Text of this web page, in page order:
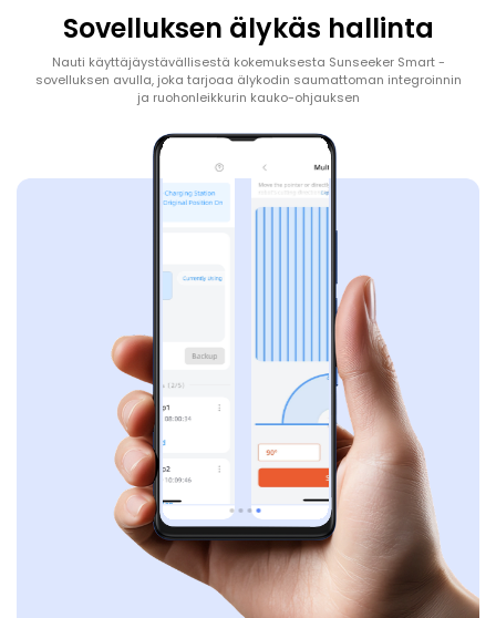
Sovelluksen älykäs hallinta
Nauti käyttäjäystävällisestä kokemuksesta Sunseeker Smart -
sovelluksen avulla, joka tarjoaa älykodin saumattoman integroinnin
ja ruohonleikkurin kauko-ohjauksen